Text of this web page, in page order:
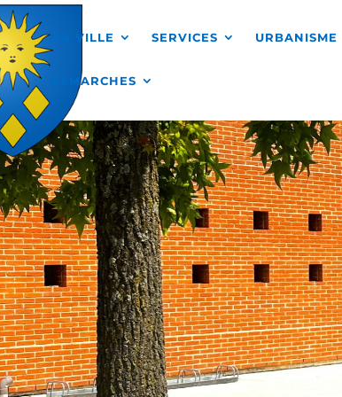
MA VILLE SERVICES URBANISME
DÉMARCHES